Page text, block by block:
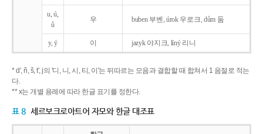
u, ú,
ů
우 buben 부벤, úrok 우로크, dům 둠
y, ý 이 jazyk야지크, líný 리니
* d', ň, š, t', j의 '디, 니, 시, 티, 이'는 뒤따르는 모음과 결합할 때 합쳐서 1 음절로 적는
다.
** x는 개별 용례에 따라 한글 표기를 정한다.
표 8 세르보크로아트어 자모와 한글 대조표